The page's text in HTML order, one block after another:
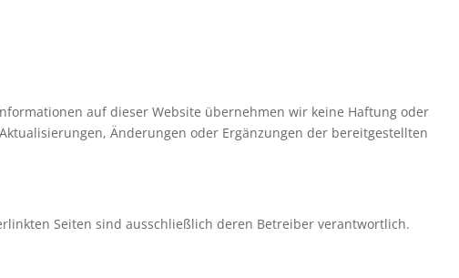
auf dieser Website übernehmen wir keine Haftung oder
Änderungen oder Ergänzungen der bereitgestellten
Seiten sind ausschließlich deren Betreiber verantwortlich.